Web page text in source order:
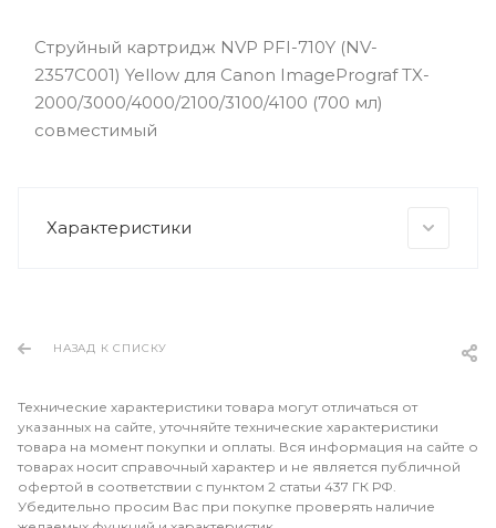
Струйный картридж NVP PFI-710Y (NV-
2357C001) Yellow для Canon ImagePrograf TX-
2000/3000/4000/2100/3100/4100 (700 мл)
совместимый
Характеристики
НАЗАД К СПИСКУ
Технические характеристики товара могут отличаться от
указанных на сайте, уточняйте технические характеристики
товара на момент покупки и оплаты. Вся информация на сайте о
товарах носит справочный характер и не является публичной
офертой в соответствии с пунктом 2 статьи 437 ГК РФ.
Убедительно просим Вас при покупке проверять наличие